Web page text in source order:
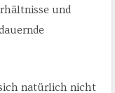
und
natürlich nicht